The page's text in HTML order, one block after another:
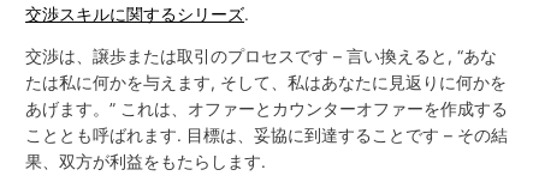
交渉スキルに関するシリーズ.
交渉は、譲歩または取引のプロセスです – 言い換えると, “あな
たは私に何かを与えます, そして、私はあなたに見返りに何かを
あげます。” これは、オファーとカウンターオファーを作成する
こととも呼ばれます. 目標は、妥協に到達することです – その結
果、双方が利益をもたらします.